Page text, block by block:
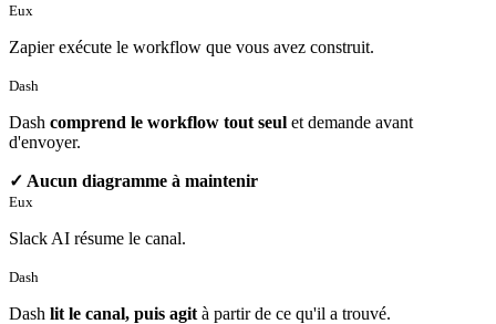
Eux
Zapier exécute le workflow que vous avez construit.
Dash
Dash comprend le workflow tout seul et demande avant
d'envoyer.
✓ Aucun diagramme à maintenir
Eux
Slack AI résume le canal.
Dash
Dash lit le canal, puis agit à partir de ce qu'il a trouvé.